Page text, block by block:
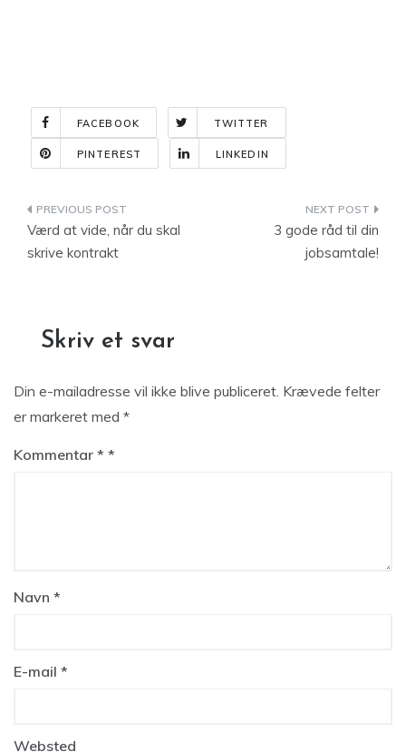
FACEBOOK TWITTER
PINTEREST LINKEDIN
Indlægsnavigation
Værd at vide, når du skal
skrive kontrakt
3 gode råd til din
jobsamtale!
Skriv et svar
Din e-mailadresse vil ikke blive publiceret. Krævede felter
er markeret med *
Kommentar *
Navn *
E-mail *
Websted